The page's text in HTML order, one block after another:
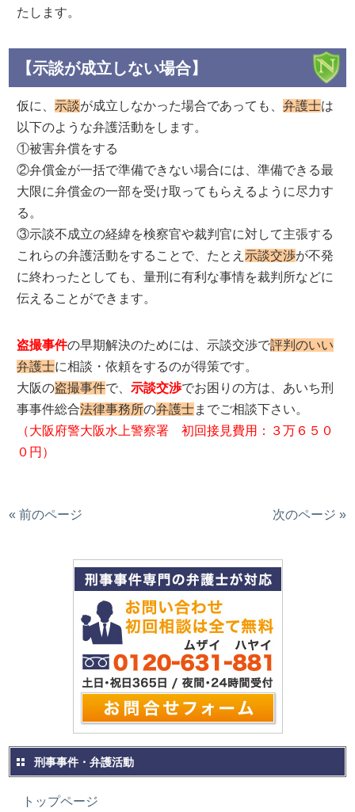
たします。
【示談が成立しない場合】
仮に、 示談が成立しなかった場合であっても、弁護士は
以下のような弁護活動をします。
①被害弁償をする
②弁償金が一括で準備できない場合には、準備できる最
大限に弁償金の一部を受け取ってもらえるように尽力す
る。
③示談不成立の経緯を検察官や裁判官に対して主張する
これらの弁護活動をすることで、たとえ 示談交渉が不発
に終わったとしても、量刑に有利な事情を裁判所などに
伝えることができます。
盗撮事件の早期解決のためには、示談交渉で評判のいい
弁護士に相談・依頼をするのが得策です。
大阪の盗撮事件で、示談交渉でお困りの方は、あいち刑
事事件総合法律事務所の弁護士までご相談下さい。
（大阪府警大阪水上警察署 初回接見費用：３万６５０
０円）
« 前のページ 次のページ »
刑事事件・弁護活動
トップページ